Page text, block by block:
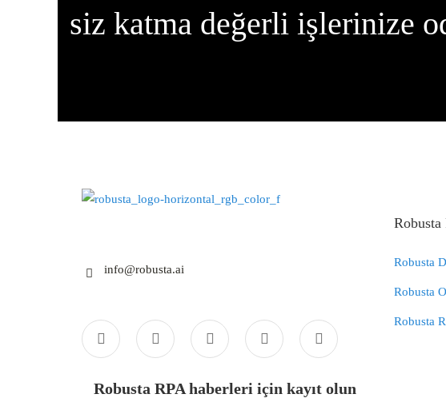
siz katma değerli işlerinize
info@robusta.ai
Robusta RPA haberleri için kayıt olun
Robusta
Robusta
Robusta
Robusta